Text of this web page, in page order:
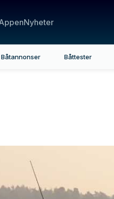
Nyheter
Båtannonser Båttester